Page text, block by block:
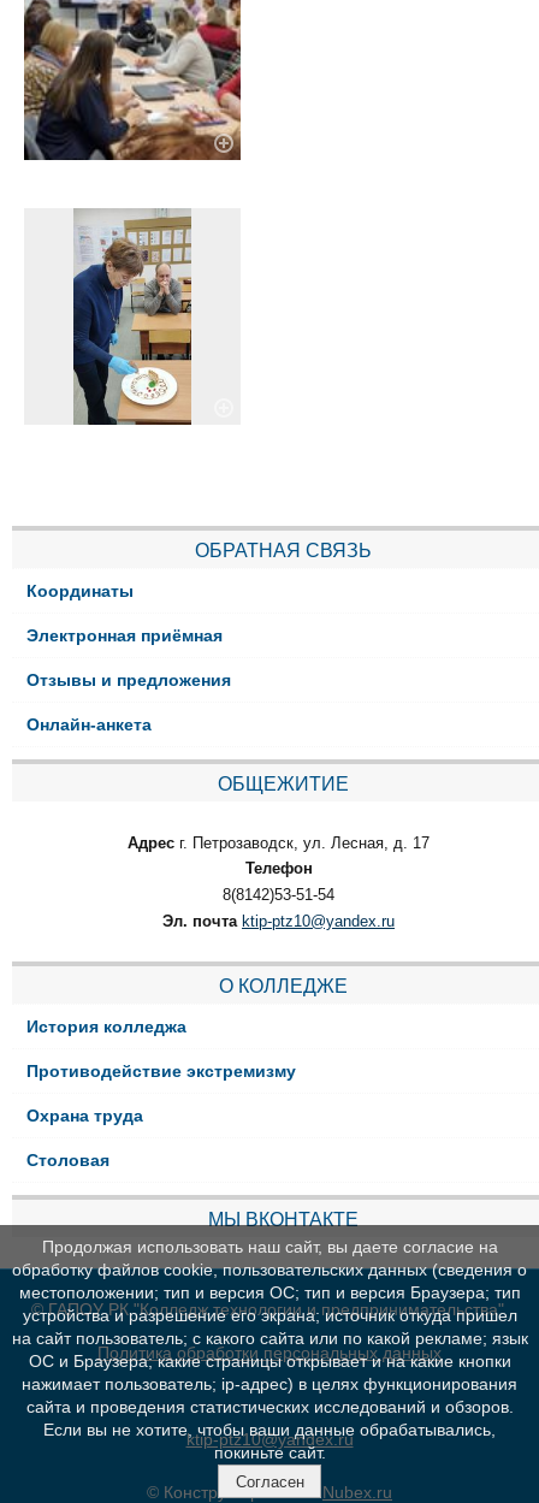
ОБРАТНАЯ СВЯЗЬ
Координаты
Электронная приёмная
Отзывы и предложения
Онлайн-анкета
ОБЩЕЖИТИЕ
Адрес г. Петрозаводск, ул. Лесная, д. 17
Телефон
8(8142)53-51-54
Эл. почта ktip-ptz10@yandex.ru
О КОЛЛЕДЖЕ
История колледжа
Противодействие экстремизму
Охрана труда
Столовая
МЫ ВКОНТАКТЕ
© ГАПОУ РК "Колледж технологии и предпринимательства"
Политика обработки персональных данных
ktip-ptz10@yandex.ru
© Конструктор сайтов Nubex.ru
Продолжая использовать наш сайт, вы даете согласие на
обработку файлов cookie, пользовательских данных (сведения о
местоположении; тип и версия ОС; тип и версия Браузера; тип
устройства и разрешение его экрана; источник откуда пришел
на сайт пользователь; с какого сайта или по какой рекламе; язык
ОС и Браузера; какие страницы открывает и на какие кнопки
нажимает пользователь; ip-адрес) в целях функционирования
сайта и проведения статистических исследований и обзоров.
Если вы не хотите, чтобы ваши данные обрабатывались,
покиньте сайт.
Согласен